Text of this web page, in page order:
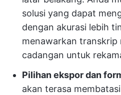
solusi yang dapat
dengan akurasi lebih
menawarkan transkrip
cadangan untuk
Pilihan ekspor dan
akan terasa